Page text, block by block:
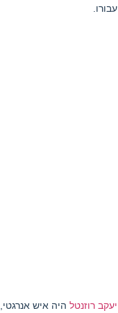
עבורו.
יעקב רוזנטל היה איש